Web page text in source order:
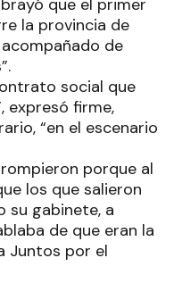
la provincia de
de
social que
expresó firme,
“en el escenario
porque al
los que salieron
su gabinete, a
de que eran la
Juntos por el